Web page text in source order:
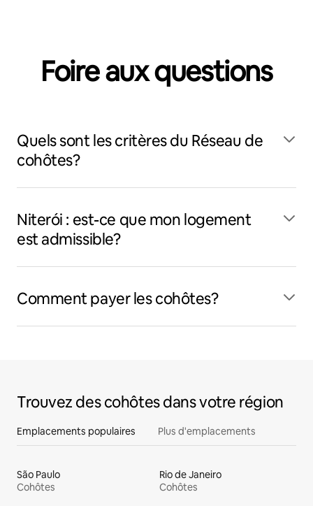
Foire aux questions
Quels sont les critères du Réseau de
cohôtes?
Niterói : est-ce que mon logement
est admissible?
Comment payer les cohôtes?
Trouvez des cohôtes dans votre région
Emplacements populaires Plus d'emplacements
São Paulo
Cohôtes
Rio de Janeiro
Cohôtes